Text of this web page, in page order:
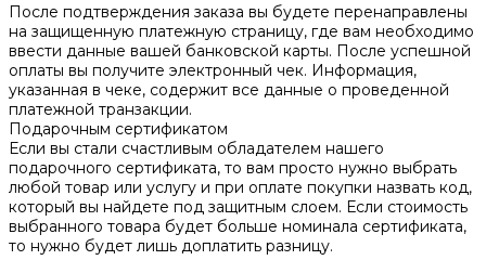
После подтверждения заказа вы будете перенаправлены
на защищенную платежную страницу, где вам необходимо
ввести данные вашей банковской карты. После успешной
оплаты вы получите электронный чек. Информация,
указанная в чеке, содержит все данные о проведенной
платежной транзакции.
Подарочным сертификатом
Если вы стали счастливым обладателем нашего
подарочного сертификата, то вам просто нужно выбрать
любой товар или услугу и при оплате покупки назвать код,
который вы найдете под защитным слоем. Если стоимость
выбранного товара будет больше номинала сертификата,
то нужно будет лишь доплатить разницу.